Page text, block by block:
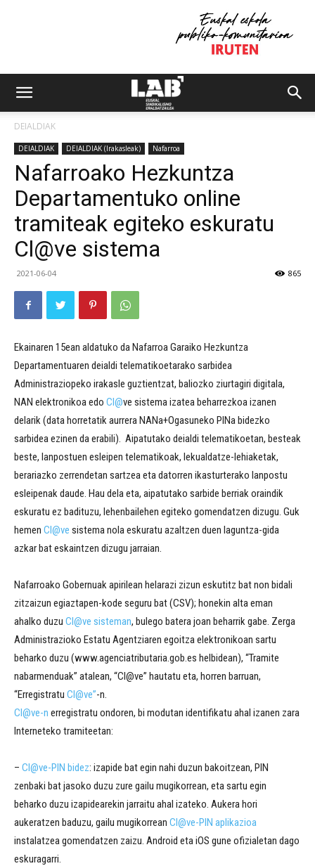
DEIALDIAK
DEIALDIAK DEIALDIAK (Irakasleak) Nafarroa
Nafarroako Hezkuntza
Departamentuko online
tramiteak egiteko eskuratu
Cl@ve sistema
2021-06-04 865
Ekainaren 15ean aldatuko da Nafarroa Garaiko Hezkuntza
Departamentuaren deialdi telematikoetarako sarbidea
Administraziopeko irakasle guztientzat, baliozko ziurtagiri digitala,
NAN elektronikoa edo Cl@ve sistema izatea beharrezkoa izanen
delarik (data horretatik aurrera NANa+Ogasuneko PINa bidezko
sarbidea ezinen da erabili). Aipatutako deialdi telematikoetan, besteak
beste, lanpostuen esleipen telematikoak, lekualdatze-lehiaketak,
berariazko zerrendetan sartzea eta datorren ikasturterako lanpostu
esleipenak daude. Hau dela eta, aipatutako sarbide berriak oraindik
eskuratu ez badituzu, lehenbailehen egiteko gomendatzen dizugu. Guk
hemen Cl@ve sistema nola eskuratu azaltzen duen laguntza-gida
azkar bat eskaintzen dizugu jarraian.
Nafarroako Gobernuak apirilean helarazi zizun eskutitz bat non bidali
zitzaizun egiaztapen-kode seguru bat (CSV); honekin alta eman
ahalko duzu Cl@ve sisteman, bulego batera joan beharrik gabe. Zerga
Administrazioko Estatu Agentziaren egoitza elektronikoan sartu
beharko duzu (www.agenciatributaria.gob.es helbidean), “Tramite
nabarmenduak” atalean, “Cl@ve” hautatu eta, horren barruan,
“Erregistratu Cl@ve”-n.
Cl@ve-n erregistratu ondoren, bi modutan identifikatu ahal izanen zara
Interneteko tramiteetan:
– Cl@ve-PIN bidez: izapide bat egin nahi duzun bakoitzean, PIN
zenbaki bat jasoko duzu zure gailu mugikorrean, eta sartu egin
beharko duzu izapidearekin jarraitu ahal izateko. Aukera hori
aukeratzen baduzu, gailu mugikorrean Cl@ve-PIN aplikazioa
instalatzea gomendatzen zaizu. Android eta iOS gune ofizialetan dago
eskuragarri.